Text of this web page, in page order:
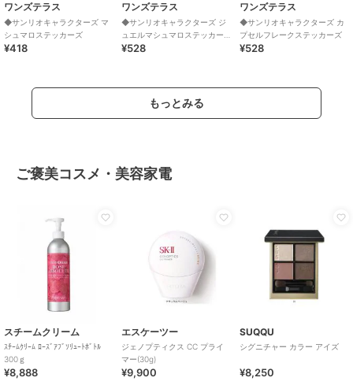
ワンズテラス
◆サンリオキャラクターズ マ
シュマロステッカーズ
¥418
ワンズテラス
◆サンリオキャラクターズ ジ
ュエルマシュマロステッカー
ズ
¥528
ワンズテラス
◆サンリオキャラクターズ カ
プセルフレークステッカーズ
¥528
もっとみる
ご褒美コスメ・美容家電
スチームクリーム
ｽﾁｰﾑｸﾘｰﾑ ﾛｰｽﾞｱﾌﾞｿﾘｭｰﾄﾎﾞﾄﾙ
300ｇ
¥8,888
エスケーツー
ジェノプティクス CC プライ
マー(30g)
¥9,900
SUQQU
シグニチャー カラー アイズ
¥8,250